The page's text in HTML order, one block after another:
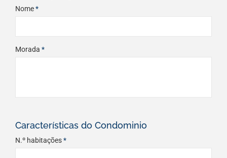
Nome*
Morada *
Características do Condominio
N.º habitações*